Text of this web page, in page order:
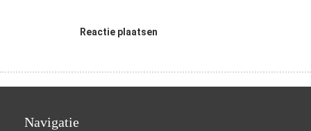
Reactie plaatsen
Navigatie